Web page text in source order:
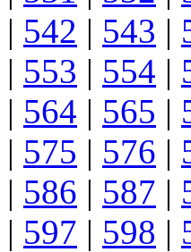
| 542 | 543 |
| 553 | 554 |
| 564 | 565 |
| 575 | 576 |
| 586 | 587 |
| 597 | 598 |